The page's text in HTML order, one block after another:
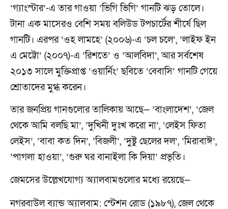
‘গ্যাংস্টার’-এ তার গাওয়া ‘ভিগি ভিগি’ গানটি ঝড় তোলে।
টানা এক মাসেরও বেশি সময় বলিউড টপচার্টের শীর্ষে ছিল
গানটি। এরপর ‘ওহ লামহে’ (২০০৬)-এ ‘চল চলে’, ‘লাইফ ইন
এ মেট্টো’ (২০০৭)-এ ‘রিশতে’ ও ‘আলবিদা’, আর সর্বশেষ
২০১৩ সালে মুক্তিপ্রাপ্ত ‘ওয়ার্নিং’ ছবিতে ‘বেবাসি’ গানটি গেয়ে
শ্রোতাদের মুগ্ধ করেন।
তার জনপ্রিয় গানগুলোর তালিকায় আছে— ‘বাংলাদেশ’, ‘জেল
থেকে আমি বলছি মা’, ‘দুখিনী দুঃখ করো না’, ‘লেইস ফিতা
লেইস’, ‘বাবা কত দিন’, ‘বিজলী’, ‘দুষ্টু ছেলের দল’, ‘মিরাবাঈ’,
‘পাগলা হাওয়া’, ‘গুরু ঘর বানাইলা কি দিয়া’ প্রভৃতি।
জেমসের উল্লেখযোগ্য অ্যালবামগুলোর মধ্যে রয়েছে—
নগরবাউল ব্যান্ড অ্যালবাম: স্টেশন রোড (১৯৮৭), জেল থেকে